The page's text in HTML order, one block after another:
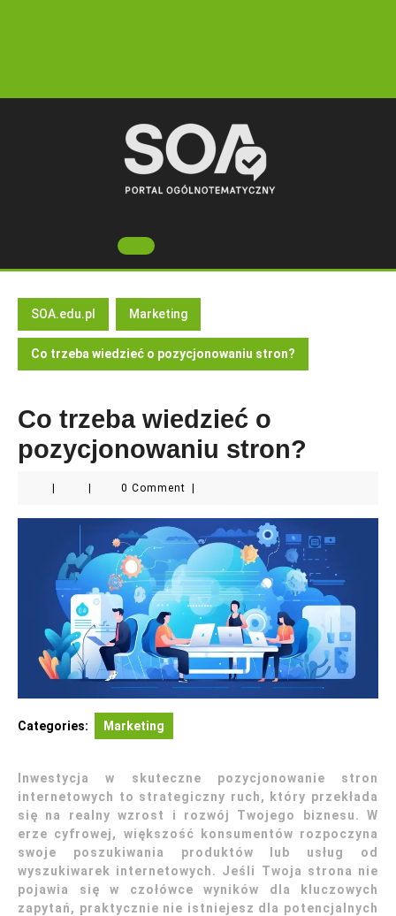
Open
Button
SOA.edu.pl Marketing
Co trzeba wiedzieć o pozycjonowaniu stron?
Co trzeba wiedzieć o
pozycjonowaniu stron?
0 Comment
Categories: Marketing
Inwestycja w skuteczne pozycjonowanie stron
internetowych to strategiczny ruch, który przekłada
się na realny wzrost i rozwój Twojego biznesu. W
erze cyfrowej, większość konsumentów rozpoczyna
swoje poszukiwania produktów lub usług od
wyszukiwarek internetowych. Jeśli Twoja strona nie
pojawia się w czołówce wyników dla kluczowych
zapytań, praktycznie nie istniejesz dla potencjalnych